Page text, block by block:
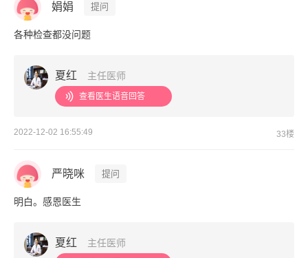
娟娟 提问
各种检查都没问题
夏红 主任医师
查看医生语音回答
2022-12-02 16:55:49 33楼
严晓咪 提问
明白。感恩医生
夏红 主任医师